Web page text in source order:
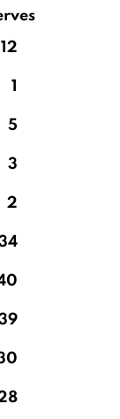
12
1
5
3
2